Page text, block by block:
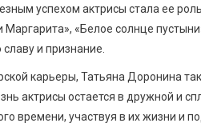
успехом актрисы стала ее
Маргарита», «Белое солнце
и признание.
карьеры, Татьяна Доронина
актрисы остается в дружной и
времени, участвуя в их жизни и